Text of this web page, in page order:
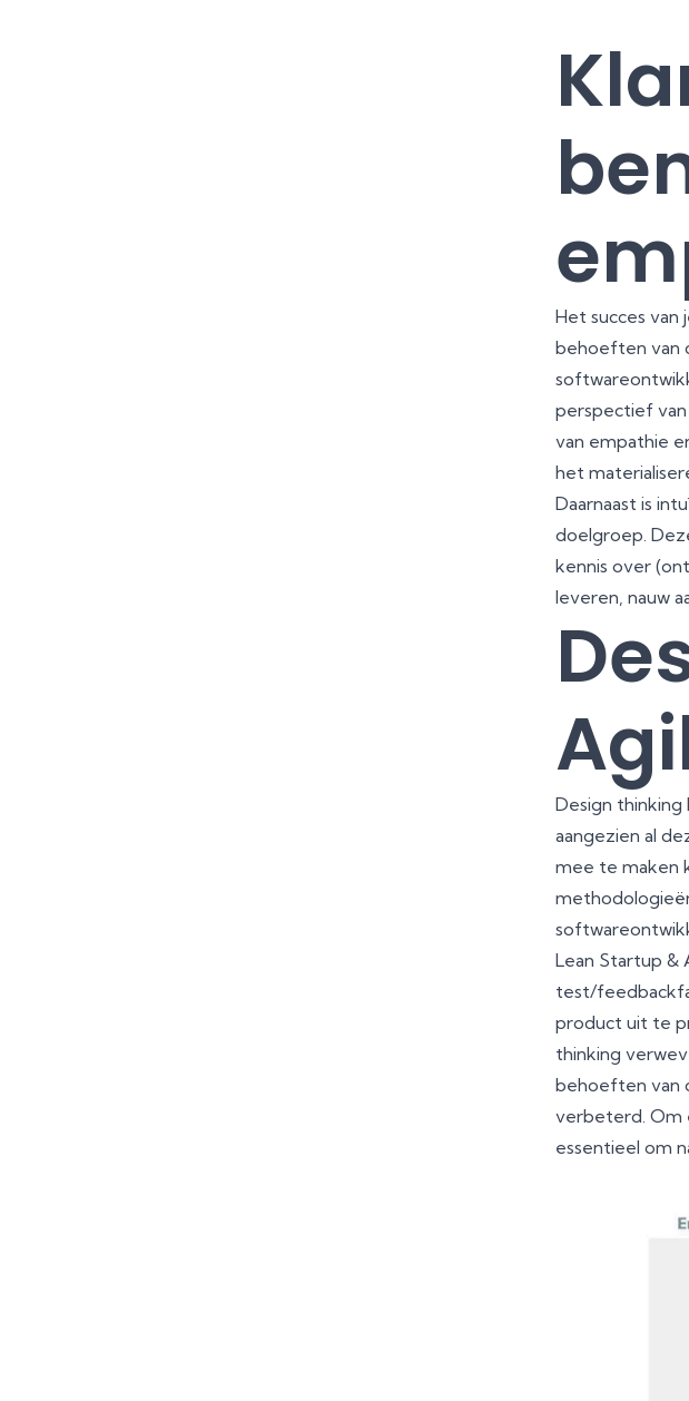
Het succes
behoeften van
perspectief
van empathie
het
Daarnaast is
doelgroep.
kennis over
leveren, nauw
Design
aangezien al
mee te maken
Lean Startup &
test/
product uit te
thinking
behoeften van
verbeterd. Om
essentieel om